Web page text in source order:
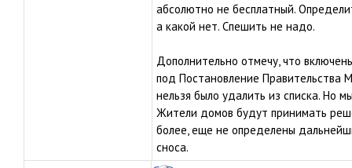
абсолютно не бесплатный.
а какой нет. Спешить не надо.
Дополнительно отмечу, что
под Постановление Правительства
нельзя было удалить из списка. Но
Жители домов будут принимать
более, еще не определены
сноса.